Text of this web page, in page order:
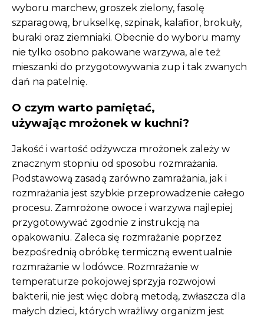
wyboru marchew, groszek zielony, fasolę
szparagową, brukselkę, szpinak, kalafior, brokuły,
buraki oraz ziemniaki. Obecnie do wyboru mamy
nie tylko osobno pakowane warzywa, ale też
mieszanki do przygotowywania zup i tak zwanych
dań na patelnię.
O czym warto pamiętać,
używając mrożonek w kuchni?
Jakość i wartość odżywcza mrożonek zależy w
znacznym stopniu od sposobu rozmrażania.
Podstawową zasadą zarówno zamrażania, jak i
rozmrażania jest szybkie przeprowadzenie całego
procesu. Zamrożone owoce i warzywa najlepiej
przygotowywać zgodnie z instrukcją na
opakowaniu. Zaleca się rozmrażanie poprzez
bezpośrednią obróbkę termiczną ewentualnie
rozmrażanie w lodówce. Rozmrażanie w
temperaturze pokojowej sprzyja rozwojowi
bakterii, nie jest więc dobrą metodą, zwłaszcza dla
małych dzieci, których wrażliwy organizm jest